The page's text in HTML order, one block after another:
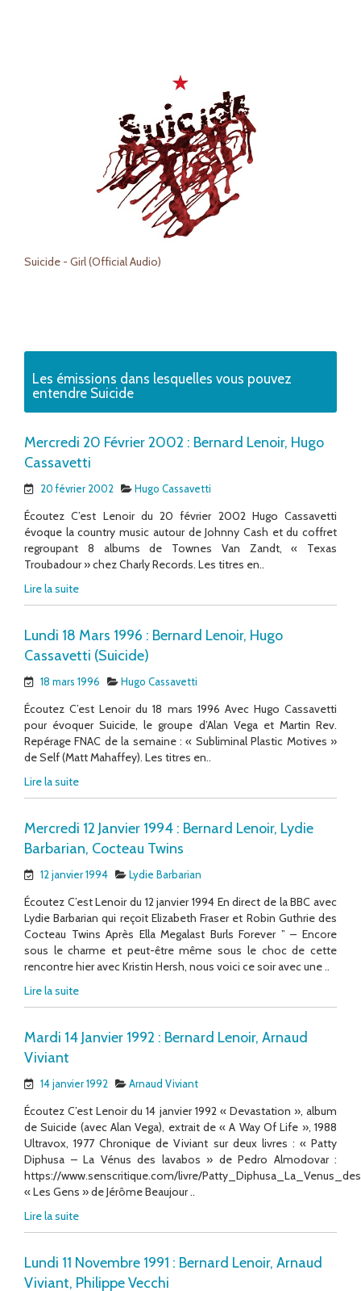
Suicide - Girl (Official Audio)
Les émissions dans lesquelles vous pouvez
entendre Suicide
Mercredi 20 Février 2002 : Bernard Lenoir, Hugo
Cassavetti
20 février 2002 Hugo Cassavetti
Écoutez C’est Lenoir du 20 février 2002 Hugo Cassavetti
évoque la country music autour de Johnny Cash et du coffret
regroupant 8 albums de Townes Van Zandt, « Texas
Troubadour » chez Charly Records. Les titres en..
Lire la suite
Lundi 18 Mars 1996 : Bernard Lenoir, Hugo
Cassavetti (Suicide)
18 mars 1996 Hugo Cassavetti
Écoutez C’est Lenoir du 18 mars 1996 Avec Hugo Cassavetti
pour évoquer Suicide, le groupe d’Alan Vega et Martin Rev.
Repérage FNAC de la semaine : « Subliminal Plastic Motives »
de Self (Matt Mahaffey). Les titres en..
Lire la suite
Mercredi 12 Janvier 1994 : Bernard Lenoir, Lydie
Barbarian, Cocteau Twins
12 janvier 1994 Lydie Barbarian
Écoutez C’est Lenoir du 12 janvier 1994 En direct de la BBC avec
Lydie Barbarian qui reçoit Elizabeth Fraser et Robin Guthrie des
Cocteau Twins Après Ella Megalast Burls Forever ” – Encore
sous le charme et peut-être même sous le choc de cette
rencontre hier avec Kristin Hersh, nous voici ce soir avec une ..
Lire la suite
Mardi 14 Janvier 1992 : Bernard Lenoir, Arnaud
Viviant
14 janvier 1992 Arnaud Viviant
Écoutez C’est Lenoir du 14 janvier 1992 « Devastation », album
de Suicide (avec Alan Vega), extrait de « A Way Of Life », 1988
Ultravox, 1977 Chronique de Viviant sur deux livres : « Patty
Diphusa – La Vénus des lavabos » de Pedro Almodovar :
https://www.senscritique.com/livre/
« Les Gens » de Jérôme Beaujour ..
Lire la suite
Lundi 11 Novembre 1991 : Bernard Lenoir, Arnaud
Viviant, Philippe Vecchi